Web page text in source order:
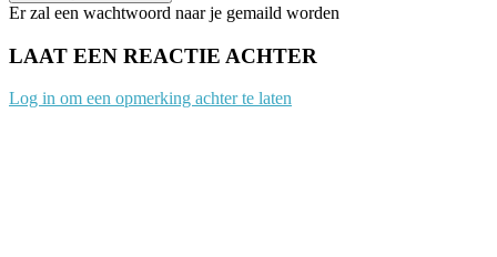
Er zal een wachtwoord naar je gemaild worden
LAAT EEN REACTIE ACHTER
Log in om een opmerking achter te laten